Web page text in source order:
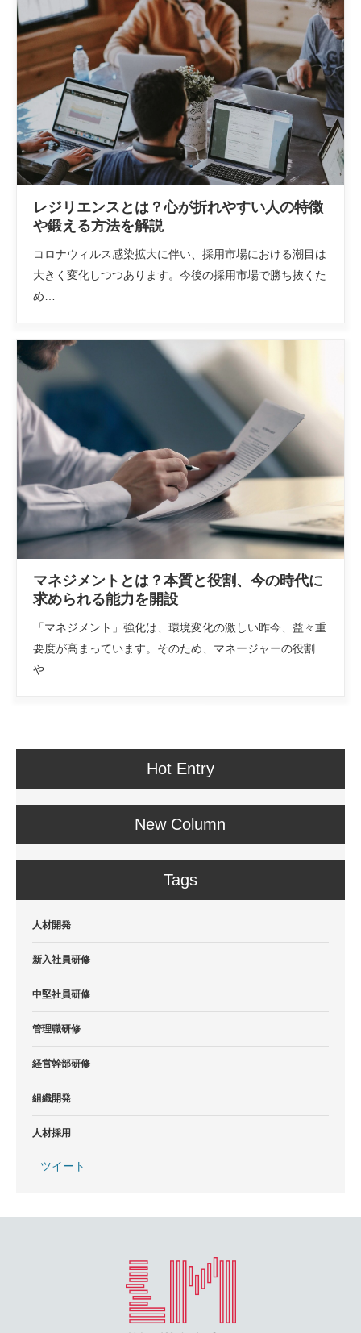
レジリエンスとは？心が折れやすい人の特徴
や鍛える方法を解説
コロナウィルス感染拡大に伴い、採用市場における潮目は
大きく変化しつつあります。今後の採用市場で勝ち抜くた
め…
マネジメントとは？本質と役割、今の時代に
求められる能力を開設
「マネジメント」強化は、環境変化の激しい昨今、益々重
要度が高まっています。そのため、マネージャーの役割
や…
Hot Entry
New Column
Tags
人材開発
新入社員研修
中堅社員研修
管理職研修
経営幹部研修
組織開発
人材採用
ツイート